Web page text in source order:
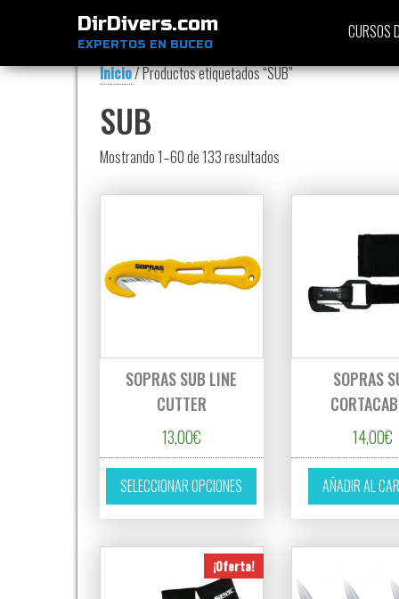
DirDivers.com
EXPERTOS EN BUCEO
CURSOS
Inicio/ Productos etiquetados “SUB”
SUB
Mostrando 1–60 de 133 resultados
SOPRAS SUB LINE
CUTTER
13,00€
SELECCIONAR OPCIONES
Este producto tiene
SOPRAS
14,00€
AÑADIR AL
¡Oferta!